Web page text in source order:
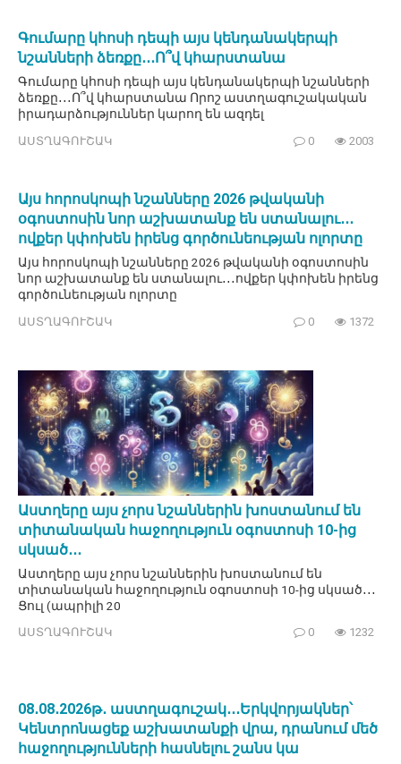
Գումարը կհոսի դեպի այս կենդանակերպի
նշանների ձեռքը․․․Ո՞վ կհարստանա
Գումարը կհոսի դեպի այս կենդանակերպի նշանների
ձեռքը․․․Ո՞վ կհարստանա Որոշ աստղագուշակական
իրադարձություններ կարող են ազդել
ԱՍՏՂԱԳՈՒՇԱԿ 0 2003
Այս հորոսկոպի նշանները 2026 թվականի
օգոստոսին նոր աշխատանք են ստանալու․․․
ովքեր կփոխեն իրենց գործունեության ոլորտը
Այս հորոսկոպի նշանները 2026 թվականի օգոստոսին
նոր աշխատանք են ստանալու․․․ովքեր կփոխեն իրենց
գործունեության ոլորտը
ԱՍՏՂԱԳՈՒՇԱԿ 0 1372
Աստղերը այս չորս նշաններին խոստանում են
տիտանական հաջողություն օգոստոսի 10-ից
սկսած․․․
Աստղերը այս չորս նշաններին խոստանում են
տիտանական հաջողություն օգոստոսի 10-ից սկսած․․․
Ցուլ (ապրիլի 20
ԱՍՏՂԱԳՈՒՇԱԿ 0 1232
08․08․2026թ․ աստղագուշակ․․․Երկվորյակներ՝
Կենտրոնացեք աշխատանքի վրա, դրանում մեծ
հաջողությունների հասնելու շանս կա